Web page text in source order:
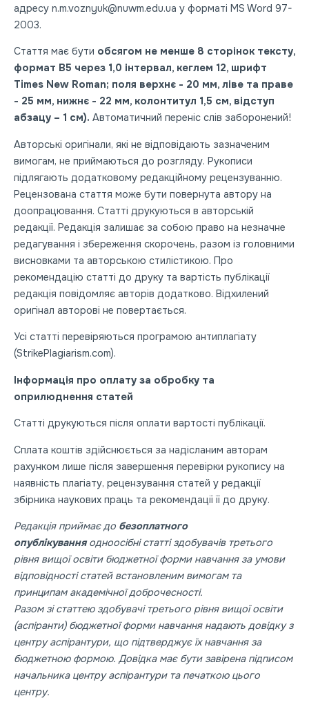
адресу n.m.voznyuk@nuwm.edu.ua у форматі MS Word 97-
2003.
Стаття має бути обсягом не менше 8 сторінок тексту,
формат В5 через 1,0 інтервал, кеглем 12, шрифт
Times New Roman; поля верхнє - 20 мм, ліве та праве
- 25 мм, нижнє - 22 мм, колонтитул 1,5 см, відступ
абзацу – 1 см). Автоматичний переніс слів заборонений!
Авторські оригінали, які не відповідають зазначеним
вимогам, не приймаються до розгляду. Рукописи
підлягають додатковому редакційному рецензуванню.
Рецензована стаття може бути повернута автору на
доопрацювання. Статті друкуються в авторській
редакції. Редакція залишає за собою право на незначне
редагування і збереження скорочень, разом із головними
висновками та авторською стилістикою. Про
рекомендацію статті до друку та вартість публікації
редакція повідомляє авторів додатково. Відхилений
оригінал авторові не повертається.
Усі статті перевіряються програмою антиплагіату
(StrikePlagiarism.com).
Інформація про оплату за обробку та
оприлюднення статей
Статті друкуються після оплати вартості публікації.
Сплата коштів здійснюється за надісланим авторам
рахунком лише після завершення перевірки рукопису на
наявність плагіату, рецензування статей у редакції
збірника наукових праць та рекомендації її до друку.
Редакція приймає до безоплатного
опублікуванняодноосібні статті здобувачів третього
рівня вищої освіти бюджетної форми навчання за умови
відповідності статей встановленим вимогам та
принципам академічної доброчесності.
Разом зі статтею здобувачі третього рівня вищої освіти
(аспіранти) бюджетної форми навчання надають довідку з
центру аспірантури, що підтверджує їх навчання за
бюджетною формою. Довідка має бути завірена підписом
начальника центру аспірантури та печаткою цього
центру.